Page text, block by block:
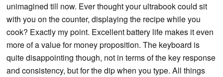
unimagined till now. Ever thought your ultrabook could sit
with you on the counter, displaying the recipe while you
cook? Exactly my point. Excellent battery life makes it even
more of a value for money proposition. The keyboard is
quite disappointing though, not in terms of the key response
and consistency, but for the dip when you type. All things